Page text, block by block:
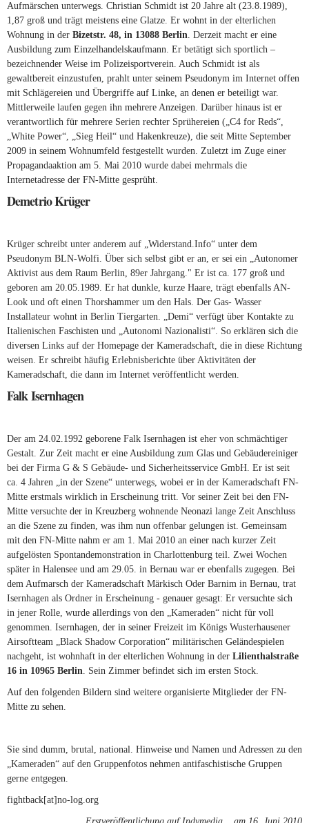
Aufmärschen unterwegs. Christian Schmidt ist 20 Jahre alt (23.8.1989),
1,87 groß und trägt meistens eine Glatze. Er wohnt in der elterlichen
Wohnung in der Bizetstr. 48, in 13088 Berlin. Derzeit macht er eine
Ausbildung zum Einzelhandelskaufmann. Er betätigt sich sportlich –
bezeichnender Weise im Polizeisportverein. Auch Schmidt ist als
gewaltbereit einzustufen, prahlt unter seinem Pseudonym im Internet offen
mit Schlägereien und Übergriffe auf Linke, an denen er beteiligt war.
Mittlerweile laufen gegen ihn mehrere Anzeigen. Darüber hinaus ist er
verantwortlich für mehrere Serien rechter Sprühereien („C4 for Reds“,
„White Power“, „Sieg Heil“ und Hakenkreuze), die seit Mitte September
2009 in seinem Wohnumfeld festgestellt wurden. Zuletzt im Zuge einer
Propagandaaktion am 5. Mai 2010 wurde dabei mehrmals die
Internetadresse der FN-Mitte gesprüht.
Demetrio Krüger
Krüger schreibt unter anderem auf „Widerstand.Info“ unter dem
Pseudonym BLN-Wolfi. Über sich selbst gibt er an, er sei ein „Autonomer
Aktivist aus dem Raum Berlin, 89er Jahrgang." Er ist ca. 177 groß und
geboren am 20.05.1989. Er hat dunkle, kurze Haare, trägt ebenfalls AN-
Look und oft einen Thorshammer um den Hals. Der Gas- Wasser
Installateur wohnt in Berlin Tiergarten. „Demi“ verfügt über Kontakte zu
Italienischen Faschisten und „Autonomi Nazionalisti“. So erklären sich die
diversen Links auf der Homepage der Kameradschaft, die in diese Richtung
weisen. Er schreibt häufig Erlebnisberichte über Aktivitäten der
Kameradschaft, die dann im Internet veröffentlicht werden.
Falk Isernhagen
Der am 24.02.1992 geborene Falk Isernhagen ist eher von schmächtiger
Gestalt. Zur Zeit macht er eine Ausbildung zum Glas und Gebäudereiniger
bei der Firma G & S Gebäude- und Sicherheitsservice GmbH. Er ist seit
ca. 4 Jahren „in der Szene“ unterwegs, wobei er in der Kameradschaft FN-
Mitte erstmals wirklich in Erscheinung tritt. Vor seiner Zeit bei den FN-
Mitte versuchte der in Kreuzberg wohnende Neonazi lange Zeit Anschluss
an die Szene zu finden, was ihm nun offenbar gelungen ist. Gemeinsam
mit den FN-Mitte nahm er am 1. Mai 2010 an einer nach kurzer Zeit
aufgelösten Spontandemonstration in Charlottenburg teil. Zwei Wochen
später in Halensee und am 29.05. in Bernau war er ebenfalls zugegen. Bei
dem Aufmarsch der Kameradschaft Märkisch Oder Barnim in Bernau, trat
Isernhagen als Ordner in Erscheinung - genauer gesagt: Er versuchte sich
in jener Rolle, wurde allerdings von den „Kameraden“ nicht für voll
genommen. Isernhagen, der in seiner Freizeit im Königs Wusterhausener
Airsoftteam „Black Shadow Corporation“ militärischen Geländespielen
nachgeht, ist wohnhaft in der elterlichen Wohnung in der Lilienthalstraße
16 in 10965 Berlin. Sein Zimmer befindet sich im ersten Stock.
Auf den folgenden Bildern sind weitere organisierte Mitglieder der FN-
Mitte zu sehen.
Sie sind dumm, brutal, national. Hinweise und Namen und Adressen zu den
„Kameraden“ auf den Gruppenfotos nehmen antifaschistische Gruppen
gerne entgegen.
fightback[at]no-log.org